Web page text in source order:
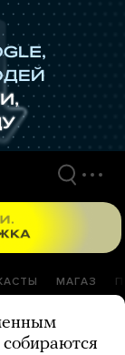
МАГАЗ